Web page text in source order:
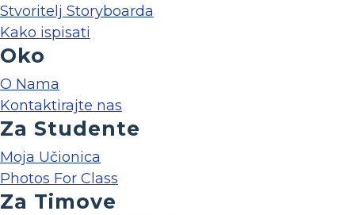
Stvoritelj Storyboarda
Kako ispisati
Oko
O Nama
Kontaktirajte nas
Za Studente
Moja Učionica
Photos For Class
Za Timove